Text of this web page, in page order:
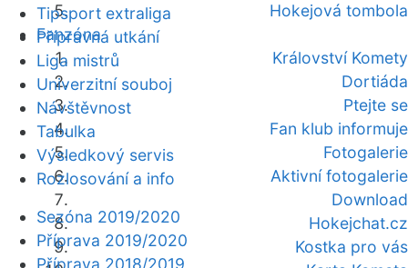
Hokejová tombola
Fanzóna
Království Komety
Dortiáda
Ptejte se
Fan klub informuje
Fotogalerie
Aktivní fotogalerie
Download
Hokejchat.cz
Kostka pro vás
Tipsport extraliga
Přípravná utkání
Liga mistrů
Univerzitní souboj
Návštěvnost
Tabulka
Výsledkový servis
Rozlosování a info
Sezóna 2019/2020
Příprava 2019/2020
Příprava 2018/2019